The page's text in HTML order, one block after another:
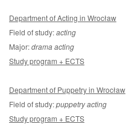
Department of Acting in Wrocław
Field of study:acting
Major:drama acting
Study program + ECTS
Department of Puppetry in Wrocław
Field of study:puppetry acting
Study program + ECTS